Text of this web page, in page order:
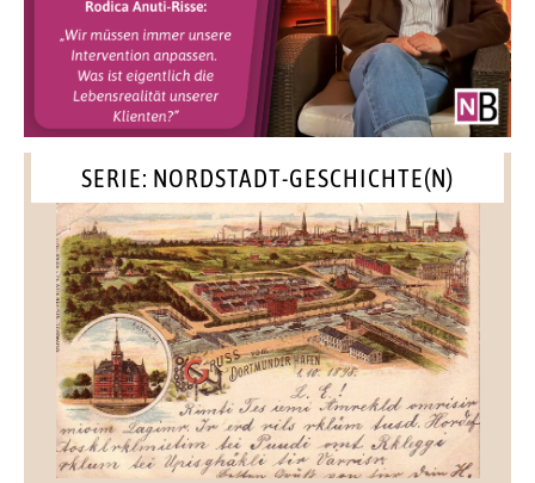
SERIE: NORDSTADT-GESCHICHTE(N)